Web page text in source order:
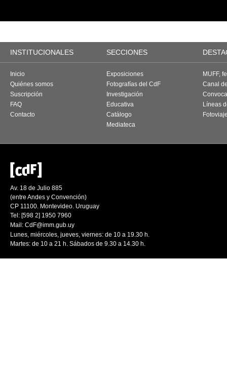
INSTITUCIONALES SECCIONES
Inicio
Quiénes somos
Suscripción
FAQ
Contacto
Exposiciones
Fotografías del CdF
Investigación
Educativa
Catálogo
Mediateca
MUFF,
Canal
Líneas
Av. 18 de Julio 885
(entre Andes y Convención)
CP 11100. Montevideo. Uruguay
Tel: [598 2] 1950 7960
Mail: CdF@imm.gub.uy
Lunes, miércoles, jueves, viernes: de 10 a 19.30 h.
Martes: de 10 a 21 h. Sábados de 9.30 a 14.30 h.